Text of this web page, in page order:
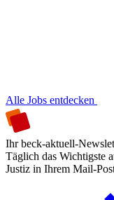
Alle Jobs entdecken
Ihr beck-aktuell-
Täglich das Wichtigste
Justiz in Ihrem Mail-